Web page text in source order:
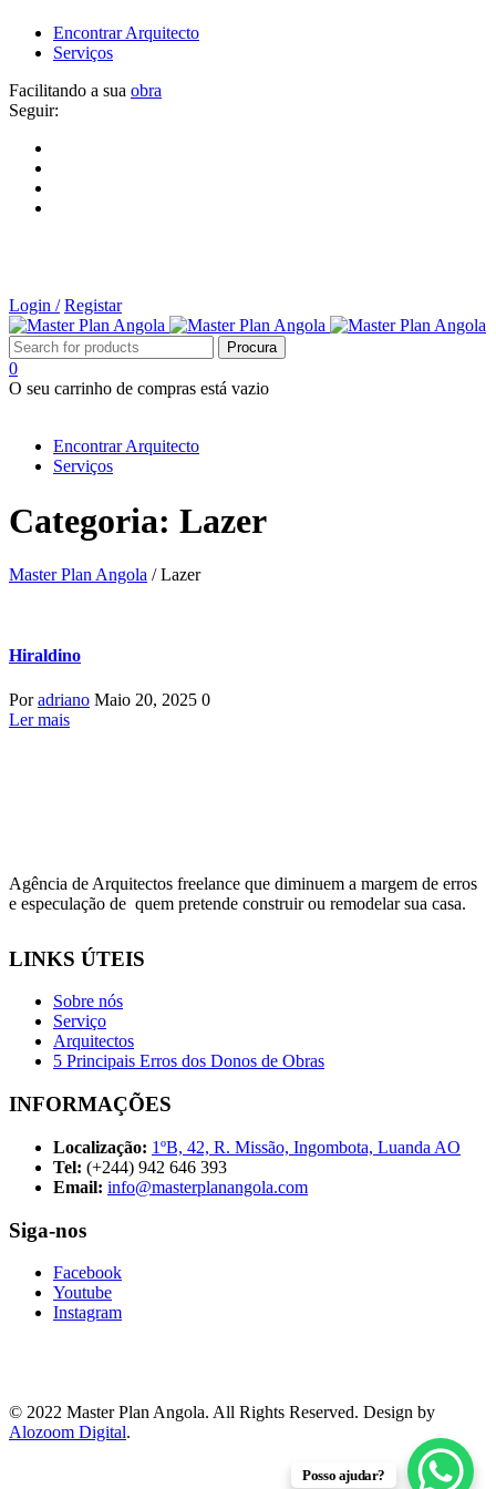
Encontrar Arquitecto
Serviços
Facilitando a sua obra
Seguir:
Login / Registar
0
O seu carrinho de compras está vazio
Encontrar Arquitecto
Serviços
Categoria: Lazer
Master Plan Angola / Lazer
Hiraldino
Poradriano Maio 20, 2025 0
Ler mais
Agência de Arquitectos freelance que diminuem a margem de erros
e especulação de quem pretende construir ou remodelar sua casa.
LINKS ÚTEIS
Sobre nós
Serviço
Arquitectos
5 Principais Erros dos Donos de Obras
INFORMAÇÕES
Localização: 1ºB, 42, R. Missão, Ingombota, Luanda AO
Tel: (+244) 942 646 393
Email: info@masterplanangola.com
Siga-nos
Facebook
Youtube
Instagram
© 2022 Master Plan Angola. All Rights Reserved. Design by
Alozoom Digital.
Posso ajudar?